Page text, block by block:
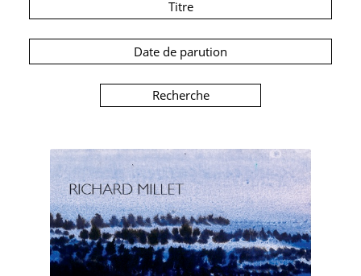
Titre
Date de parution